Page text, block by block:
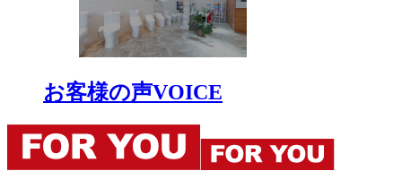
お客様の声VOICE